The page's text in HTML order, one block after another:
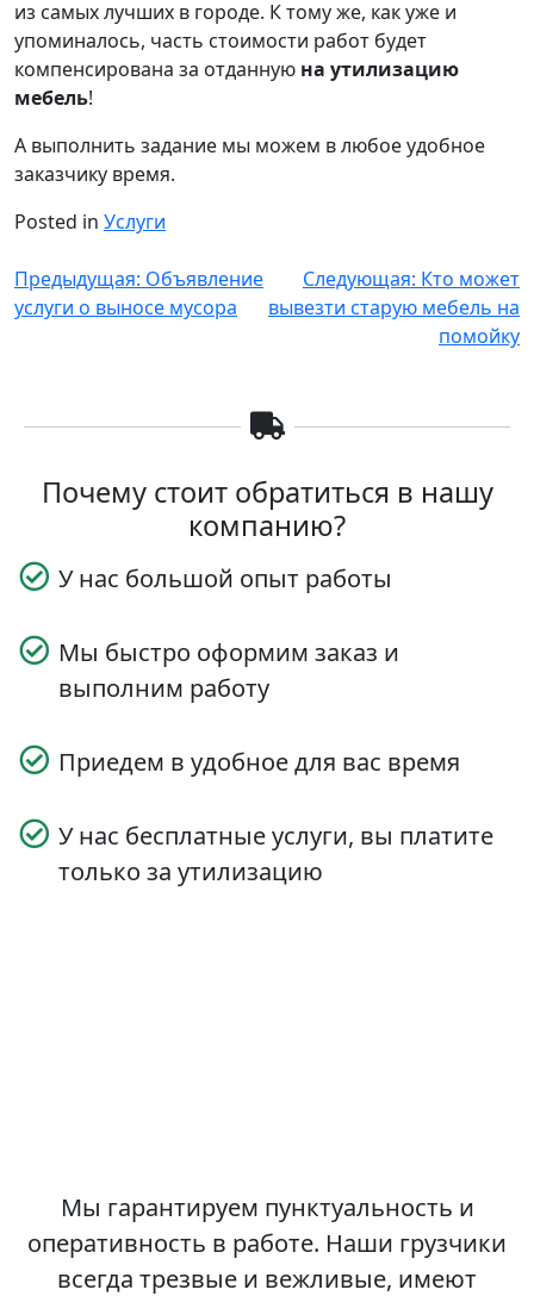
из самых лучших в городе. К тому же, как уже и
упоминалось, часть стоимости работ будет
компенсирована за отданную на утилизацию
мебель!
А выполнить задание мы можем в любое удобное
заказчику время.
Posted in Услуги
Навигация
по
Предыдущая: Объявление
услуги о выносе мусора
Следующая: Кто может
вывезти старую мебель на
помойку
Почему стоит обратиться в нашу
компанию?
У нас большой опыт работы
Мы быстро оформим заказ и
выполним работу
Приедем в удобное для вас время
У нас бесплатные услуги, вы платите
только за утилизацию
Мы гарантируем пунктуальность и
оперативность в работе. Наши грузчики
всегда трезвые и вежливые, имеют